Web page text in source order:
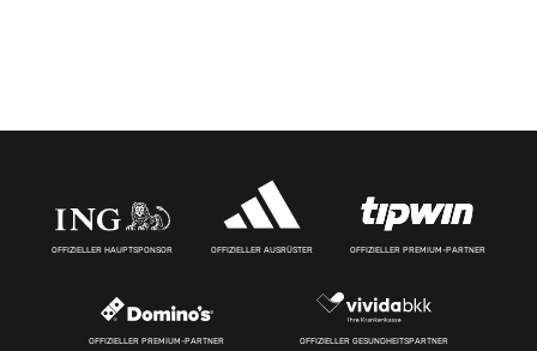
OFFIZIELLER HAUPTSPONSOR OFFIZIELLER AUSRÜSTER OFFIZIELLER PREMIUM-PARTNER
OFFIZIELLER PREMIUM-PARTNER OFFIZIELLER GESUNDHEITSPARTNER